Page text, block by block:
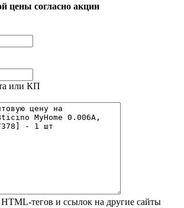
цены согласно акции
или КП
HTML-тегов и ссылок на другие сайты